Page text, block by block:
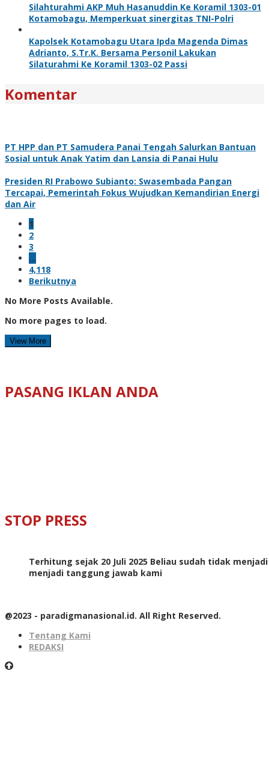
Silahturahmi AKP Muh Hasanuddin Ke Koramil 1303-01
Kotamobagu, Memperkuat sinergitas TNI-Polri
Kapolsek Kotamobagu Utara Ipda Magenda Dimas
Adrianto, S.Tr.K. Bersama Personil Lakukan
Silaturahmi Ke Koramil 1303-02 Passi
Komentar
PT HPP dan PT Samudera Panai Tengah Salurkan Bantuan
Sosial untuk Anak Yatim dan Lansia di Panai Hulu
Presiden RI Prabowo Subianto: Swasembada Pangan
Tercapai, Pemerintah Fokus Wujudkan Kemandirian Energi
dan Air
1
2
3
…
4,118
Berikutnya
No More Posts Available.
No more pages to load.
View More
PASANG IKLAN ANDA
STOP PRESS
Terhitung sejak 20 Juli 2025 Beliau sudah tidak
menjadi tanggung jawab kami
@2023 - paradigmanasional.id. All Right Reserved.
Tentang Kami
REDAKSI